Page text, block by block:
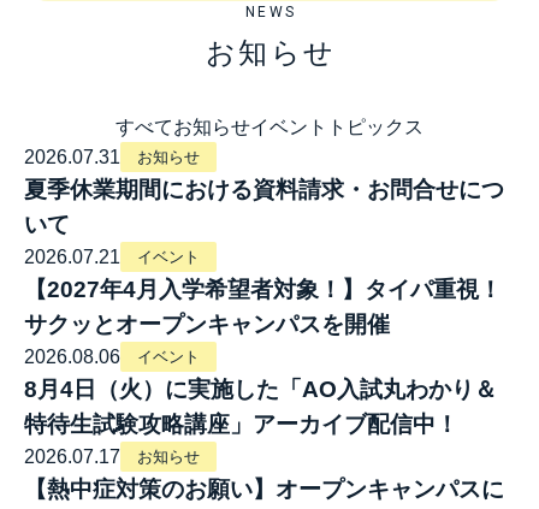
NEWS
お知らせ
すべてお知らせイベント トピックス
2026.07.31
お知らせ
夏季休業期間における資料請求・お問合せにつ
いて
2026.07.21 イベント
【2027年4月入学希望者対象！】タイパ重視！
サクッとオープンキャンパスを開催
2026.08.06 イベント
8月4日（火）に実施した「AO入試丸わかり＆
特待生試験攻略講座」アーカイブ配信中！
2026.07.17 お知らせ
【熱中症対策のお願い】オープンキャンパスに